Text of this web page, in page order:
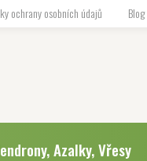
ochrany osobních údajů Blog
Azalky, Vřesy